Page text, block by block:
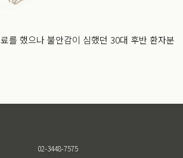
를 했으나 불안감이 심했던 30대 후반 환자분
02-3448-7575